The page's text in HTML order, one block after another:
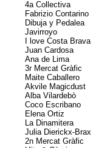
4a Collectiva
Fabrizio Contarino
Dibuja y Pedalea
Javirroyo
I love Costa Brava
Juan Cardosa
Ana de Lima
3r Mercat Gràfic
Maite Caballero
Akvile Magicdust
Alba Vilardebò
Coco Escribano
Elena Ortiz
La Dinamitera
Julia Dierickx-Brax
2n Mercat Gràfic